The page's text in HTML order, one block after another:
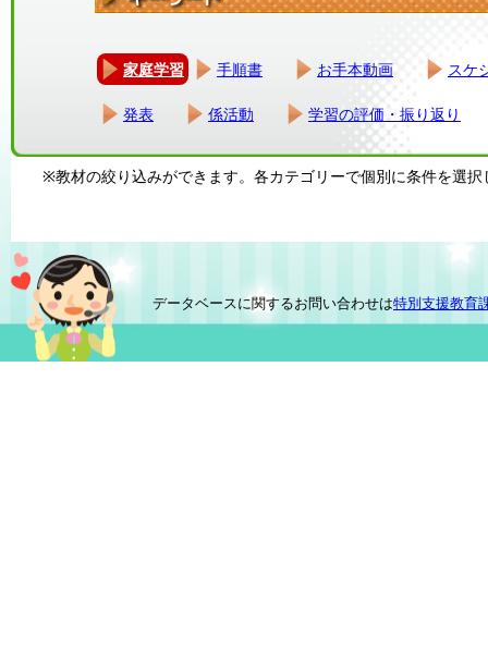
家庭学習 手順書 お手本動画 スケ
発表 係活動 学習の評価・振り返り
※教材の絞り込みができます。各カテゴリーで個別に条件を選択
データベースに関するお問い合わせは特別支援教育